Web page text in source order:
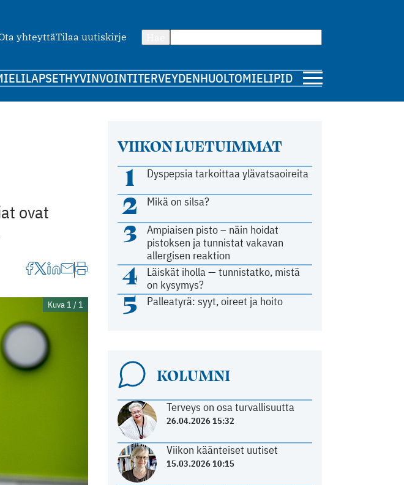
yhteyttäTilaa uutiskirje
LAPSETHYVINVOINTITERVEYDENHUOLTOMIELIPIDE
VIIKON LUETUIMMAT
1 Dyspepsia tarkoittaa ylävatsaoireita
2 Mikä on silsa?
3
Ampiaisen pisto – näin hoidat
pistoksen ja tunnistat vakavan
allergisen reaktion
4
Läiskät iholla — tunnistatko, mistä
on kysymys?
5 Palleatyrä: syyt, oireet ja hoito
KOLUMNI
Terveys on osa turvallisuutta
26.04.2026 15:32
Viikon käänteiset uutiset
15.03.2026 10:15
ovat
Kuva 1 / 1